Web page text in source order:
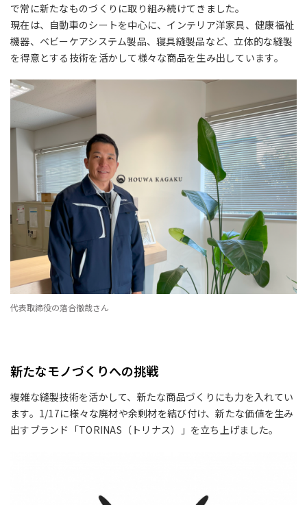
で常に新たなものづくりに取り組み続けてきました。
現在は、自動車のシートを中心に、インテリア洋家具、健康福祉
機器、ベビーケアシステム製品、寝具縫製品など、立体的な縫製
を得意とする技術を活かして様々な商品を生み出しています。
代表取締役の落合徹哉さん
新たなモノづくりへの挑戦
複雑な縫製技術を活かして、新たな商品づくりにも力を入れてい
ます。1/17に様々な廃材や余剰材を結び付け、新たな価値を生み
出すブランド「TORINAS（トリナス）」を立ち上げました。